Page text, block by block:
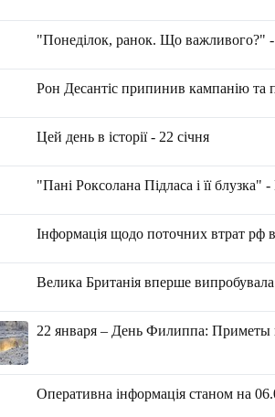
"Понеділок, ранок. Що важливого?" -
Рон Десантіс припинив кампанію та
Цей день в історії - 22 січня
"Пані Роксолана Підласа і її
Інформація щодо поточних втрат рф
Велика Британія вперше
22 января – День Филиппа: Приметы
Оперативна інформація станом на